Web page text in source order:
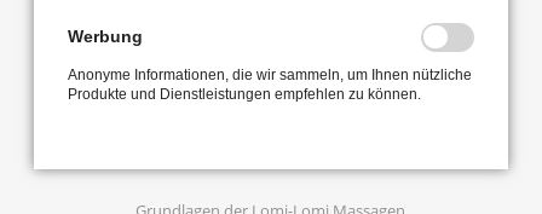
WEITERBILDUNGEN
Werbung
Anonyme Informationen, die wir sammeln, um Ihnen nützliche
Produkte und Dienstleistungen empfehlen zu können.